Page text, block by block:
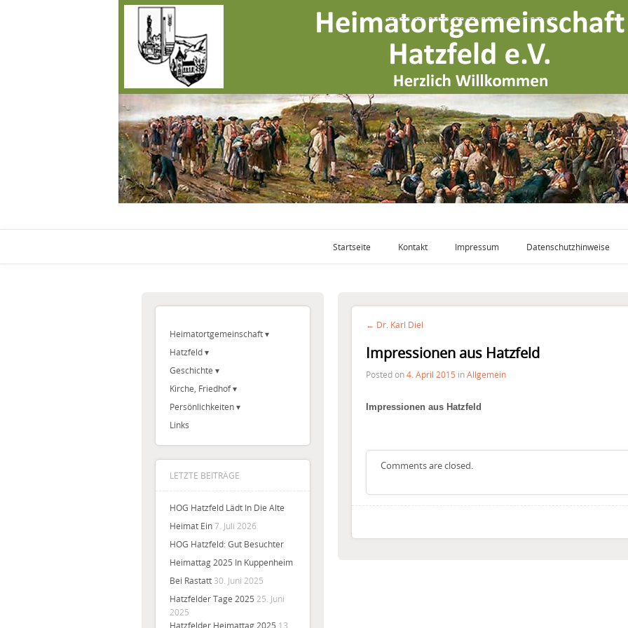
Startseite Kontakt Impressum Datenschutzhinweise
Heimatortgemeinschaft
Hatzfeld
Geschichte
Kirche, Friedhof
Persönlichkeiten
Links
LETZTE BEITRÄGE
HOG Hatzfeld Lädt In Die Alte
Heimat Ein7. Juli 2026
HOG Hatzfeld: Gut Besuchter
Heimattag 2025 In Kuppenheim
Bei Rastatt 30. Juni 2025
Hatzfelder Tage 2025 25. Juni
2025
Hatzfelder Heimattag 2025 13.
← Dr. Karl Diel
Impressionen aus Hatzfeld
Posted on4. April 2015 inAllgemein
Impressionen aus Hatzfeld
Comments are closed.